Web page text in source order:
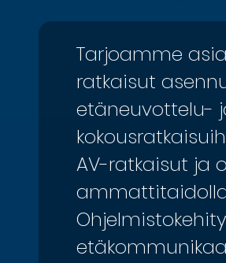
Tarjoamme
ratkaisut
etäneuvottelu-
AV-ratkaisut ja